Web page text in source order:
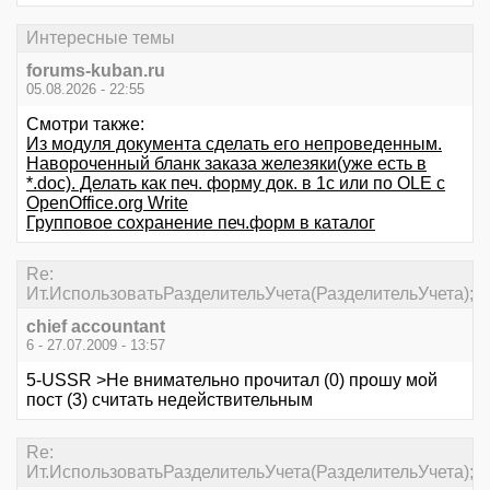
Интересные темы
forums-kuban.ru
05.08.2026 - 22:55
Смотри также:
Из модуля документа сделать его непроведенным.
Навороченный бланк заказа железяки(уже есть в
*.doc). Делать как печ. форму док. в 1с или по OLE с
OpenOffice.org Write
Групповое сохранение печ.форм в каталог
Re:
Ит.ИспользоватьРазделительУчета(РазделительУчета);
chief accountant
6 - 27.07.2009 - 13:57
5-USSR >Не внимательно прочитал (0) прошу мой
пост (3) считать недействительным
Re:
Ит.ИспользоватьРазделительУчета(РазделительУчета);